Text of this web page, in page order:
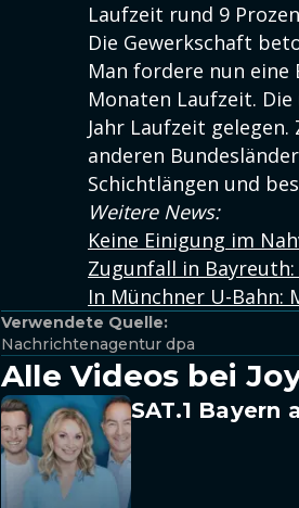
Laufzeit rund 9
Die Gewerkschaft
Man fordere nun eine
Monaten Laufzeit.
Jahr Laufzeit
anderen
Schichtlängen und
Weitere News:
Keine Einigung im
Zugunfall in
In Münchner U-
Verwendete Quelle:
Nachrichtenagentur dpa
Alle Videos bei
SAT.1 Bayern